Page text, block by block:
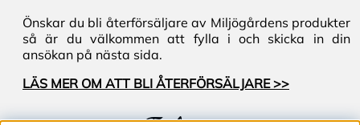
Önskar du bli återförsäljare av Miljögårdens produkter
så är du välkommen att fylla i och skicka in din
ansökan på nästa sida.
LÄS MER OM ATT BLI ÅTERFÖRSÄLJARE >>